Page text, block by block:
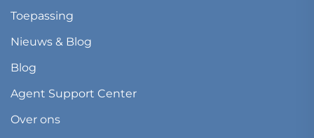
Toepassing
Nieuws & Blog
Blog
Agent Support Center
Over ons